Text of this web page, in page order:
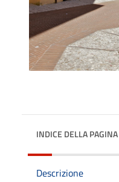
INDICE DELLA PAGINA
Descrizione